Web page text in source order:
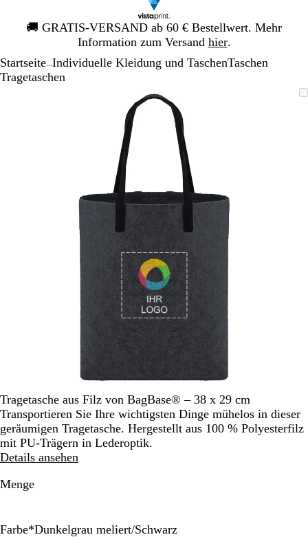
🚚 GRATIS-VERSAND ab 60 € Bestellwert. Mehr
Information zum Versand hier.
Galeriebild
1
Startseite Individuelle Kleidung und TaschenTaschen
Tragetaschen
Vergrößer-/verkleinerbares
Bild
Zoom
auf
Minimum
Klicken
zum
Vergrößern
Verwenden
Sie
Tasten
zum
Zoomen
und
die
Pfeiltasten
zum
Schwenken.
Tragetasche aus Filz von BagBase® – 38 x 29 cm
Transportieren Sie Ihre wichtigsten Dinge mühelos in dieser
geräumigen Tragetasche. Hergestellt aus 100 % Polyesterfilz
mit PU-Trägern in Lederoptik.
Details ansehen
Menge
Farbe*Dunkelgrau meliert/Schwarz